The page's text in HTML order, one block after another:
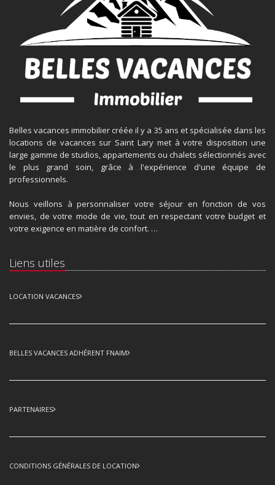
Belles vacances immobilier créée il y a 35 ans et spécialisée dans les
locations de vacances sur Saint Lary met à votre disposition une
large gamme de studios, appartements ou chalets sélectionnés avec
le plus grand soin, grâce à l'expérience d'une équipe de
professionnels.
Nous veillons à personnaliser votre séjour en fonction de vos
envies, de votre mode de vie, tout en respectant votre budget et
votre exigence en matière de confort. …
Liens utiles
LOCATION VACANCES
BELLES VACANCES ADHÉRENT FNAIM
PARTENAIRES
CONDITIONS GÉNÉRALES DE LOCATION